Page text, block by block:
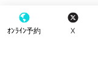
ｵﾝﾗｲﾝ予約 X